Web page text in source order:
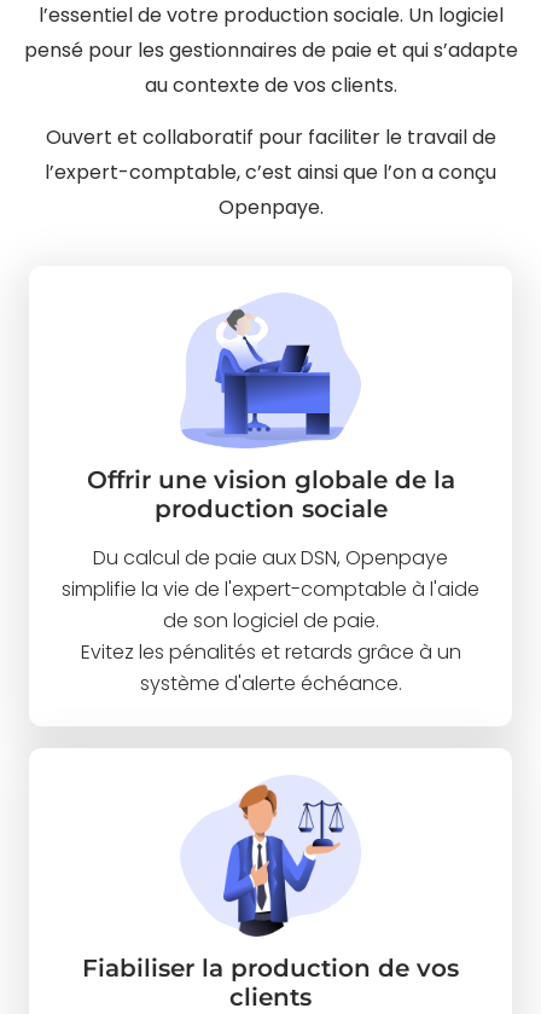
l’essentiel de votre production sociale. Un logiciel
pensé pour les gestionnaires de paie et qui s’adapte
au contexte de vos clients.
Ouvert et collaboratif pour faciliter le travail de
l’expert-comptable, c’est ainsi que l’on a conçu
Openpaye.
Offrir une vision globale de la
production sociale
Du calcul de paie aux DSN, Openpaye
simplifie la vie de l'expert-comptable à l'aide
de son logiciel de paie.
Evitez les pénalités et retards grâce à un
système d'alerte échéance.
Fiabiliser la production de vos
clients